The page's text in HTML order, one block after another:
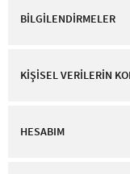
BİLGİLENDİRMELER
KİŞİSEL VERİLERİN
HESABIM